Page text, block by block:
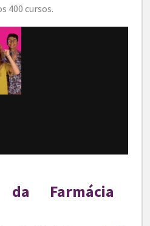
400 cursos.
da Farmácia